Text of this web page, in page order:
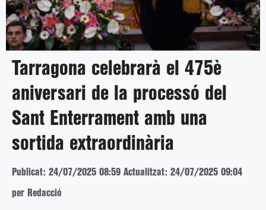
Tarragona celebrarà el 475è
aniversari de la processó del
Sant Enterrament amb una
sortida extraordinària
Publicat: 24/07/2025 08:59 Actualitzat: 24/07/2025 09:04
per Redacció